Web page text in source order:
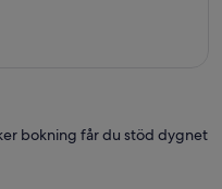
bokning får du stöd dygnet